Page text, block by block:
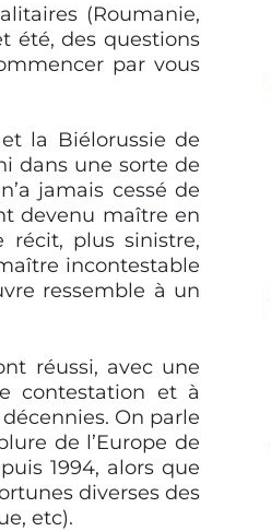
(Roumanie,
été, des questions
parvous
la Biélorussie de
dans une sorte de
jamais cessé de
devenu maître en
récit, plus sinistre,
incontestable
ressemble à un
réussi, avec une
contestation et à
On parle
de l’Europe de
1994, alors que
diverses des
etc).